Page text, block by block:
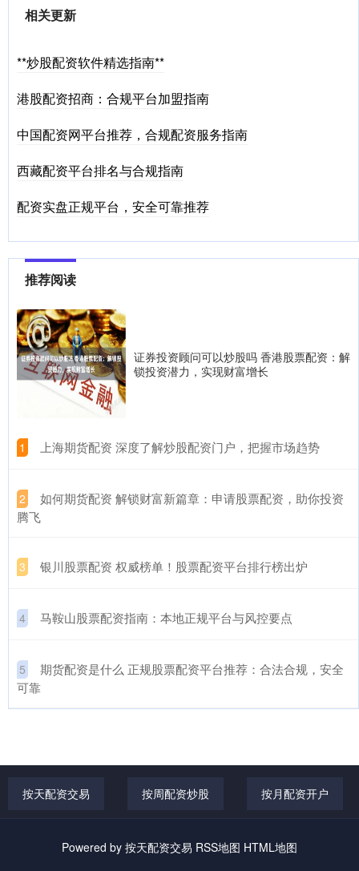
相关更新
**炒股配资软件精选指南**
港股配资招商：合规平台加盟指南
中国配资网平台推荐，合规配资服务指南
西藏配资平台排名与合规指南
配资实盘正规平台，安全可靠推荐
推荐阅读
证券投资顾问可以炒股吗 香港股票配资：解
锁投资潜力，实现财富增长
1 ​上海期货配资 深度了解炒股配资门户，把握市场趋势
2
​如何期货配资 解锁财富新篇章：申请股票配资，助你投资
腾飞
3 ​银川股票配资 权威榜单！股票配资平台排行榜出炉
4 ​马鞍山股票配资指南：本地正规平台与风控要点
5
​期货配资是什么 正规股票配资平台推荐：合法合规，安全
可靠
按天配资交易 按周配资炒股 按月配资开户
Powered by 按天配资交易 RSS地图 HTML地图